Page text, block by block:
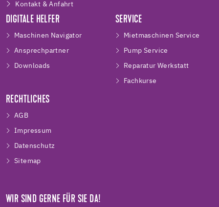
Kontakt & Anfahrt
DIGITALE HELFER
Maschinen Navigator
Ansprechpartner
Downloads
SERVICE
Mietmaschinen Service
Pump Service
Reparatur Werkstatt
Fachkurse
RECHTLICHES
AGB
Impressum
Datenschutz
Sitemap
WIR SIND GERNE FÜR SIE DA!